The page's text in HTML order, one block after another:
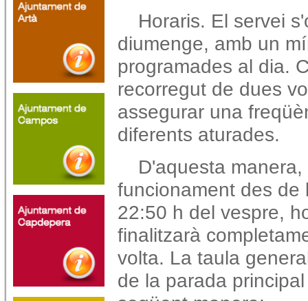
Horaris. El servei
diumenge, amb un
programades al dia.
recorregut de dues
assegurar una
diferents aturades.
D'aquesta
funcionament des
22:50 h del vespre,
finalitzarà
volta. La taula
de la parada